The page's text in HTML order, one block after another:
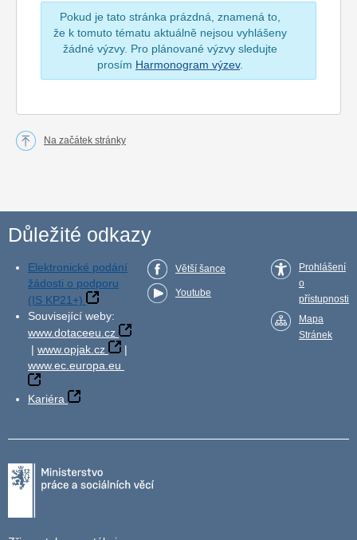
Pokud je tato stránka prázdná, znamená to,
že k tomuto tématu aktuálně nejsou vyhlášeny
žádné výzvy. Pro plánované výzvy sledujte
prosím Harmonogram výzev.
Na začátek stránky
Důležité odkazy
Elektronické podání
žádosti o podporu
(IS KP21+)
Související weby:
www.dotaceeu.cz
| www.opjak.cz
|
www.ec.europa.eu
Kariéra
Větší šance
Youtube
Prohlášení
o
přístupnosti
Mapa
Stránek